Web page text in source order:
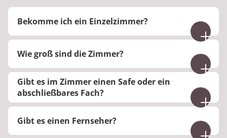
Bekomme ich ein Einzelzimmer?
Bei uns werden Sie in einem Einzelzimmer
untergebracht.
Wie groß sind die Zimmer?
Die Größe der Zimmer beträgt 22 m².
Gibt es im Zimmer einen Safe oder ein
abschließbares Fach?
Nein, aber an der Rezeption ist ein Safe
vorhanden.
Gibt es einen Fernseher?